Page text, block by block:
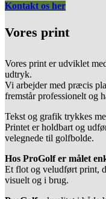
Kontakt os her
Vores print
Vores print er udviklet
udtryk.
Vi arbejder med præcis
fremstår professionelt og
Tekst og grafik trykkes
Printet er holdbart og
velegnede til golfbolde.
Hos ProGolf er målet
Et flot og veludført print,
visuelt og i brug.